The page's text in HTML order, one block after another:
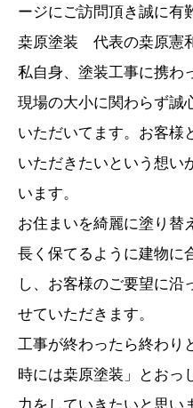
ージにご訪問頂き誠に有
桒原塗装 代表の桒原憲
私自身、塗装工事に携わ
現場の大小に関わらず誠
いただいてます。お客様
いただきたいという想い
います。
お住まいを綺麗に塗り替
長く保てるように建物に
し、お客様のご要望に沿
せていただきます。
工事が終わったら終わり
時には桒原塗装」とおっ